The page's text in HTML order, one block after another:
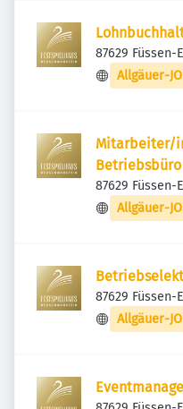
87629 Füssen-
Allgäuer-
Mitarbeiter/
87629 Füssen-
Allgäuer-
87629 Füssen-
Allgäuer-